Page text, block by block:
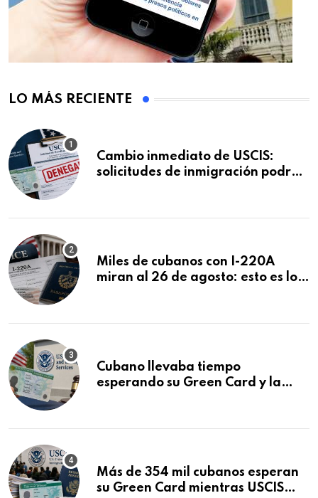
LO MÁS RECIENTE
Cambio inmediato de USCIS:
solicitudes de inmigración podrán
Miles de cubanos con I-220A
miran al 26 de agosto: esto es lo
Cubano llevaba tiempo
esperando su Green Card y la
Más de 354 mil cubanos esperan
su Green Card mientras USCIS